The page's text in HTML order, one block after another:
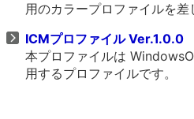
用のカラープロファイルを差
ICMプロファイル Ver.1.0.0
本プロファイルは
用するプロファイルです。